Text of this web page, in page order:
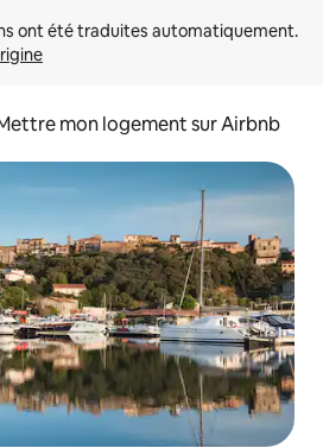
mon logement sur Airbnb